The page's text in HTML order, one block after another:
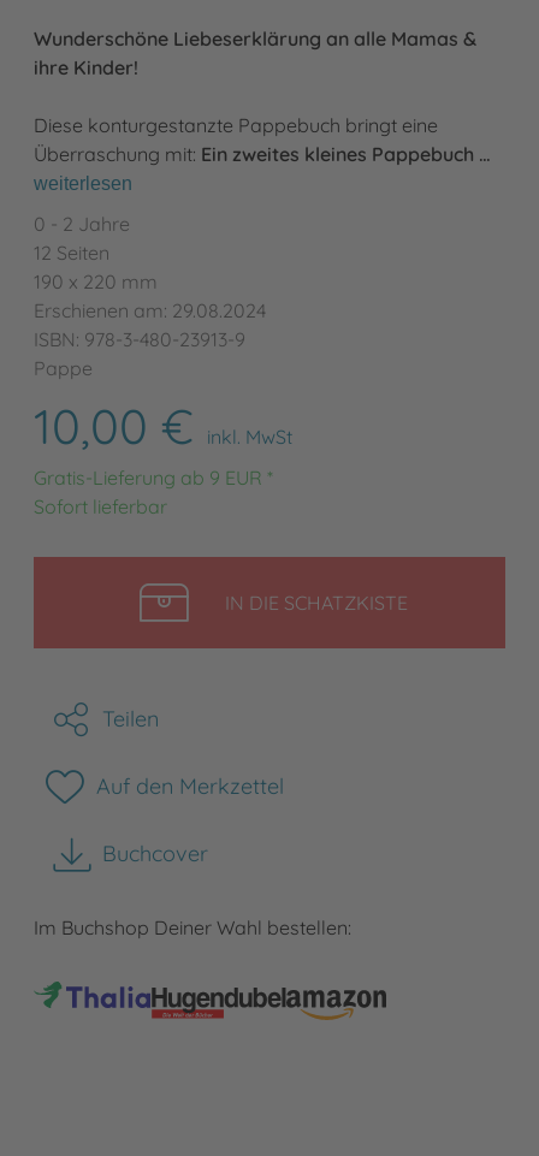
Wunderschöne Liebeserklärung an alle Mamas &
ihre Kinder!
Diese konturgestanzte Pappebuch bringt eine
Überraschung mit: Ein zweites kleines Pappebuch …
weiterlesen
0 - 2 Jahre
12 Seiten
190 x 220 mm
Erschienen am: 29.08.2024
ISBN: 978-3-480-23913-9
Pappe
10,00 €
inkl. MwSt
Gratis-Lieferung ab 9 EUR *
Sofort lieferbar
IN DIE SCHATZKISTELEGEN
Teilen
Auf den Merkzettel
Buchcover
herunterladen
Im Buchshop Deiner Wahl bestellen: